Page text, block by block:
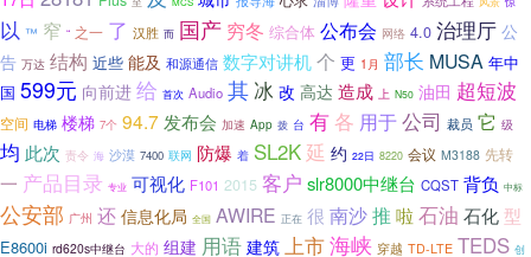
以 ™ 窄 “ 之一 了 汉胜 而 国产 穷冬 综合体 公布会 网络 4.0 治理厅 公
告 万达 结构 近些 能及 和源通信 数字对讲机个 更 1月 部长 MUSA 年中
国 599元 向前进 给 首次 Audio 其 冰 改 高达 造成 上 N50 油田 超短波
空间 电梯 楼梯 7个 94.7 发布会 加速 App 拨 台 有各 用于公司 裁员 它 级
均 此次 责令 海 沙漠 7400 联网 防爆 着 SL2K 延 约 22日 8220 会议 M3188 先转
一 产品目录 专业 可视化 F101 2015 客户 slr8000中继台 CQST 背负 中标
公安部 广州 还 信息化局 全国 AWIRE 正在 很 南沙推 啦 石油 石化型
E8600i rd620s中继台 大的 组建 用语 建筑 上市海峡 穿越 TD-LTE TEDS 创